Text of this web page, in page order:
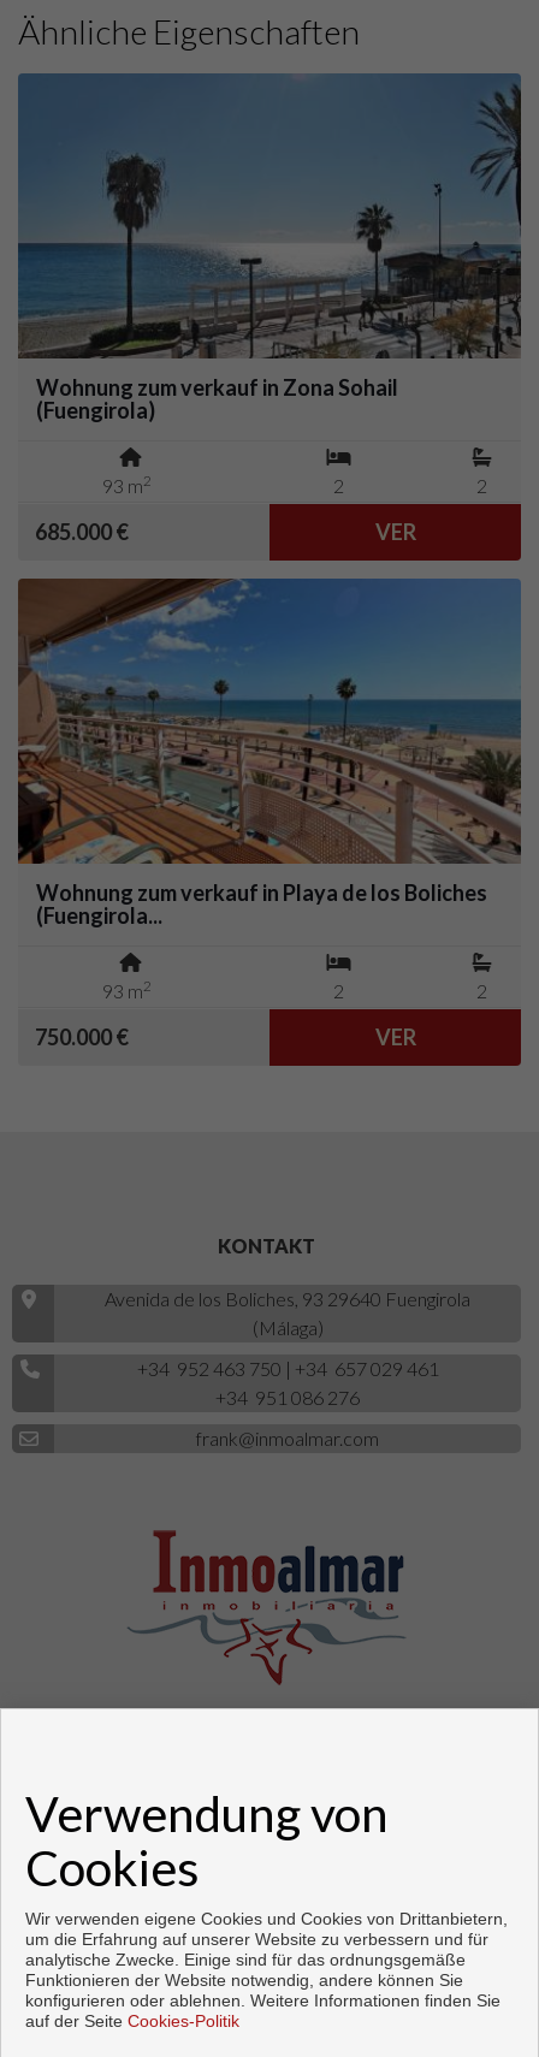
Ähnliche Eigenschaften
Wohnung zum verkauf in Zona Sohail
(Fuengirola)
93 m2 2 2
685.000 € VER
Wohnung zum verkauf in Playa de los Boliches
(Fuengirola...
93 m2 2 2
750.000 € VER
KONTAKT
Avenida de los Boliches, 93 29640 Fuengirola
(Málaga)
+34 952 463 750 | +34 657 029 461
+34 951 086 276
frank@inmoalmar.com
Wohnungen und häuser zum verkauf in Fuengirola
Copyright © 2026. Alle Rechte vorbehalten.
Cookies policy
Verwendung von
Cookies
Wir verwenden eigene Cookies und Cookies von Drittanbietern,
um die Erfahrung auf unserer Website zu verbessern und für
analytische Zwecke. Einige sind für das ordnungsgemäße
Funktionieren der Website notwendig, andere können Sie
konfigurieren oder ablehnen. Weitere Informationen finden Sie
auf der Seite Cookies-Politik